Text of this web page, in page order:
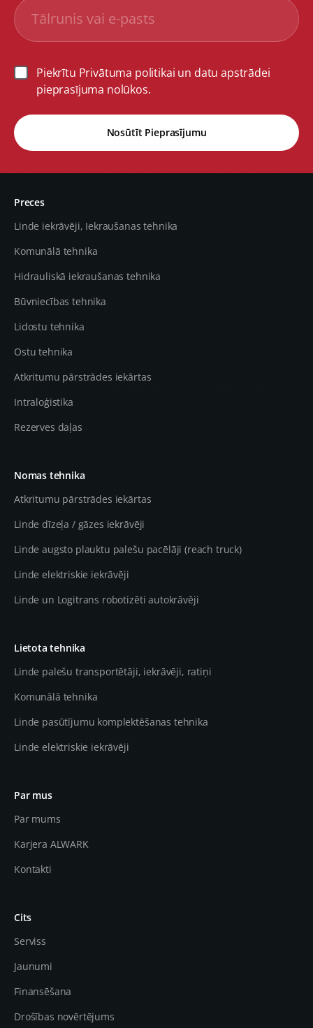
Piekrītu Privātuma politikai un datu apstrādei
pieprasījuma nolūkos.
Nosūtīt Pieprasījumu
Preces
Linde iekrāvēji, Iekraušanas tehnika
Komunālā tehnika
Hidrauliskā iekraušanas tehnika
Būvniecības tehnika
Lidostu tehnika
Ostu tehnika
Atkritumu pārstrādes iekārtas
Intraloģistika
Rezerves daļas
Nomas tehnika
Atkritumu pārstrādes iekārtas
Linde dīzeļa / gāzes iekrāvēji
Linde augsto plauktu palešu pacēlāji (reach truck)
Linde elektriskie iekrāvēji
Linde un Logitrans robotizēti autokrāvēji
Lietota tehnika
Linde palešu transportētāji, iekrāvēji, ratiņi
Komunālā tehnika
Linde pasūtījumu komplektēšanas tehnika
Linde elektriskie iekrāvēji
Par mus
Par mums
Karjera ALWARK
Kontakti
Cits
Serviss
Jaunumi
Finansēšana
Drošības novērtējums